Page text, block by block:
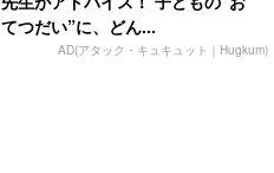
てつだい”に、どん...
AD(アタック・キュキュット｜Hugkum)